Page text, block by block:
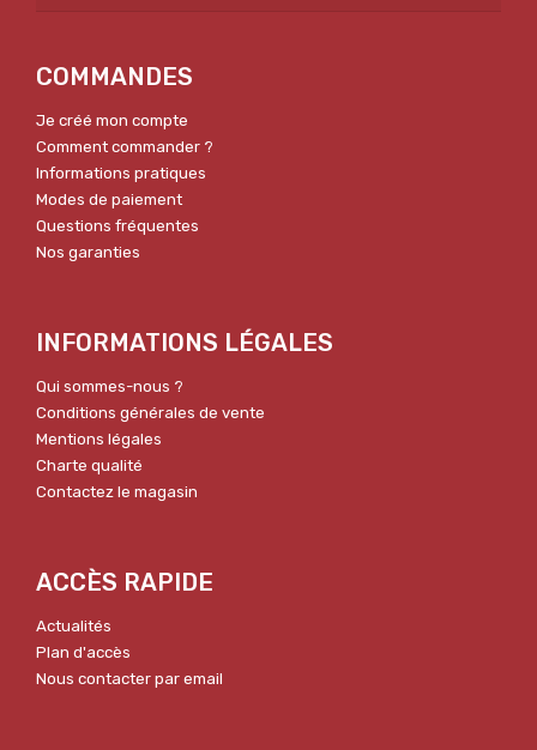
COMMANDES
Je créé mon compte
Comment commander ?
Informations pratiques
Modes de paiement
Questions fréquentes
Nos garanties
INFORMATIONS LÉGALES
Qui sommes-nous ?
Conditions générales de vente
Mentions légales
Charte qualité
Contactez le magasin
ACCÈS RAPIDE
Actualités
Plan d'accès
Nous contacter par email